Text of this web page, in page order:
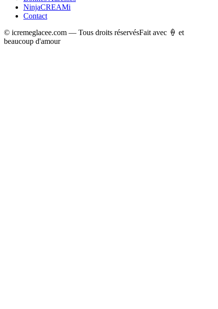
NinjaCREAMi
Contact
© icremeglacee.com — Tous droits réservésFait avec 🍦 et
beaucoup d'amour